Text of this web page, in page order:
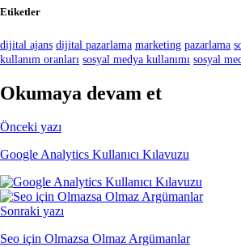
Etiketler
dijital ajans dijital pazarlama marketing pazarlama
kullanım oranları sosyal medya kullanımı sosyal
Okumaya devam et
Önceki yazı
Google Analytics Kullanıcı Kılavuzu
Sonraki yazı
Seo için Olmazsa Olmaz Argümanlar